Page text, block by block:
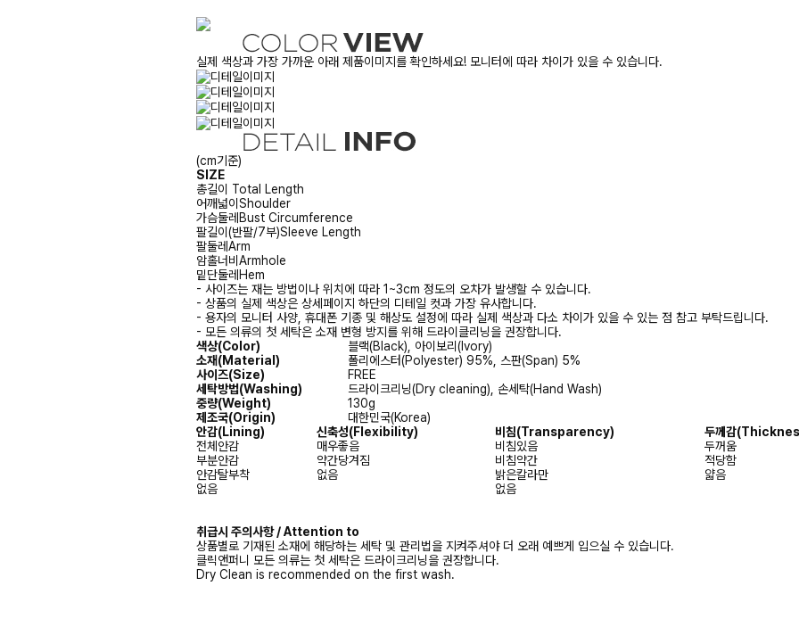
실제 색상과 가장 가까운 아래 제품이미지를 확인하세요! 모니터에 따라 차이가 있을 수 있습니다.
(cm기준)
SIZE
총길이 Total Length
어깨넓이 Shoulder
가슴둘레 Bust Circumference
팔길이(반팔/7부)Sleeve Length
팔둘레Arm
암홀너비 Armhole
밑단둘레 Hem
- 사이즈는 재는 방법이나 위치에 따라 1~3cm 정도의 오차가 발생할 수 있습니다.
- 상품의 실제 색상은 상세페이지 하단의 디테일 컷과 가장 유사합니다.
- 용자의 모니터 사양, 휴대폰 기종 및 해상도 설정에 따라 실제 색상과 다소 차이가 있을 수 있는 점 참고 부탁드립니다.
- 모든 의류의 첫 세탁은 소재 변형 방지를 위해 드라이클리닝을 권장합니다.
색상(Color)
블랙(Black), 아이보리(Ivory)
소재(Material)
폴리에스터(Polyester) 95%, 스판(Span) 5%
사이즈(Size)
FREE
세탁방법(Washing)
드라이크리닝(Dry cleaning), 손세탁(Hand Wash)
중량(Weight)
130g
제조국(Origin)
대한민국(Korea)
안감(Lining) 신축성(Flexibility) 비침(Transparency) 두께감
전체안감
매우좋음 비침있음 두꺼움
부분안감
약간당겨짐 비침약간 적당함
안감탈부착
없음 밝은칼라만 얇음
없음
없음
취급시 주의사항 / Attention to
상품별로 기재된 소재에 해당하는 세탁 및 관리법을 지켜주셔야 더 오래 예쁘게 입으실 수 있습니다.
클릭앤퍼니 모든 의류는 첫 세탁은 드라이크리닝을 권장합니다.
Dry Clean is recommended on the first wash.